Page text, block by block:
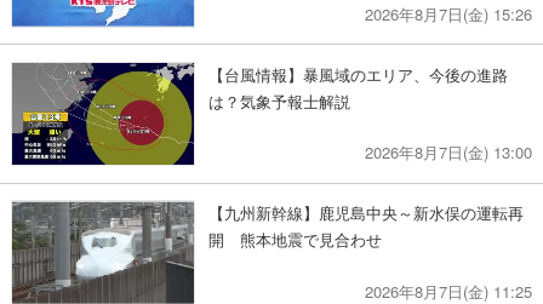
2026年8月7日(金) 15:26
【台風情報】暴風域のエリア、今後の進路
は？気象予報士解説
2026年8月7日(金) 13:00
【九州新幹線】鹿児島中央～新水俣の運転再
開 熊本地震で見合わせ
2026年8月7日(金) 11:25